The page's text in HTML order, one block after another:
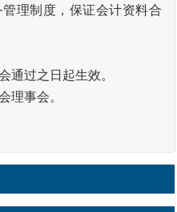
理制度，保证会计资料合
通过之日起生效。
理事会。